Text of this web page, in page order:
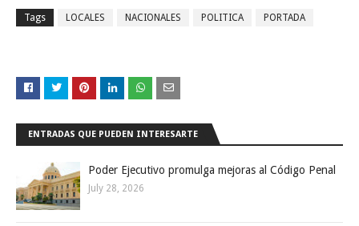
Tags LOCALES NACIONALES POLITICA PORTADA
ENTRADAS QUE PUEDEN INTERESARTE
Poder Ejecutivo promulga mejoras al Código Penal
July 28, 2026